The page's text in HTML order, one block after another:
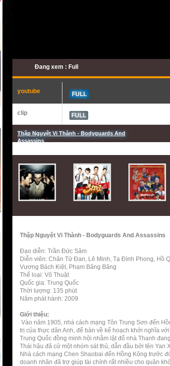
Đang xem : Full
youtube FULL
clip FULL
Thập Nguyệt Vi Thành - Bodyguards And
Assassins
Thập Nguyệt Vi Thành - Bodyguards And Assassins
Đạo diễn: Trần Đức Sâm
Diễn viên: Chân Tử Đan, Lê Minh, Tạ Đình Phong, Hồ
Vương Bách Kiệt, Phạm Băng Băng
Thể loại: Võ Thuật
Quốc gia: Trung Quốc
Thời lượng: 135 phút
Năm phát hành: 2009
Giới thiệu:
Vào năm 1905, nhà cách mạng Tôn Trung Sơn đến
trị của thực dân Anh, để bàn về kế hoạch khởi nghĩa
Trung Quốc đồng minh hội nhằm lật đổ nhà Thanh
Thái hậu đã cử một nhóm sát thủ, dẫn đầu bởi tên Yan
Nhà cách mạng Chen Shaobai đến Hồng Kông trước
doanh nhân đã trợ giúp tài chính rất nhiều cho quân